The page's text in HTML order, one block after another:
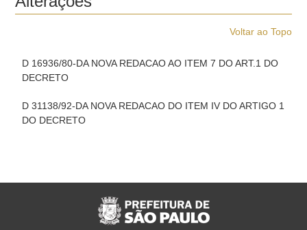
Voltar ao Topo
D 16936/80-DA NOVA REDACAO AO ITEM 7 DO ART.1 DO
DECRETO
D 31138/92-DA NOVA REDACAO DO ITEM IV DO ARTIGO 1
DO DECRETO